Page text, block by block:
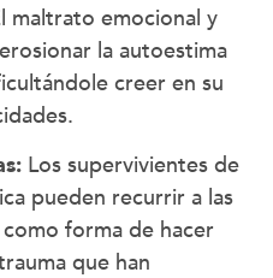
maltrato emocional y
la autoestima
creer en su
Los supervivientes de
pueden recurrir a las
forma de hacer
que han